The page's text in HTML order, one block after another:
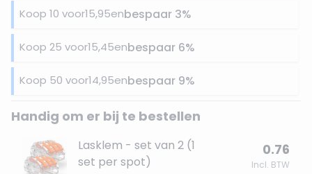
Koop 10 voor15,95enbespaar 3%
Koop 25 voor15,45enbespaar 6%
Koop 50 voor14,95enbespaar 9%
Handig om er bij te bestellen
Lasklem - set van 2 (1
set per spot)
0.76
Incl. BTW